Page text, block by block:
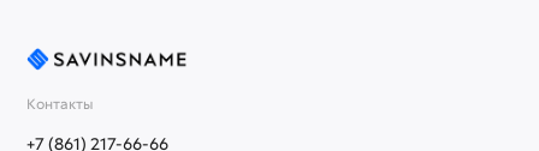
Контакты
+7 (861) 217-66-66